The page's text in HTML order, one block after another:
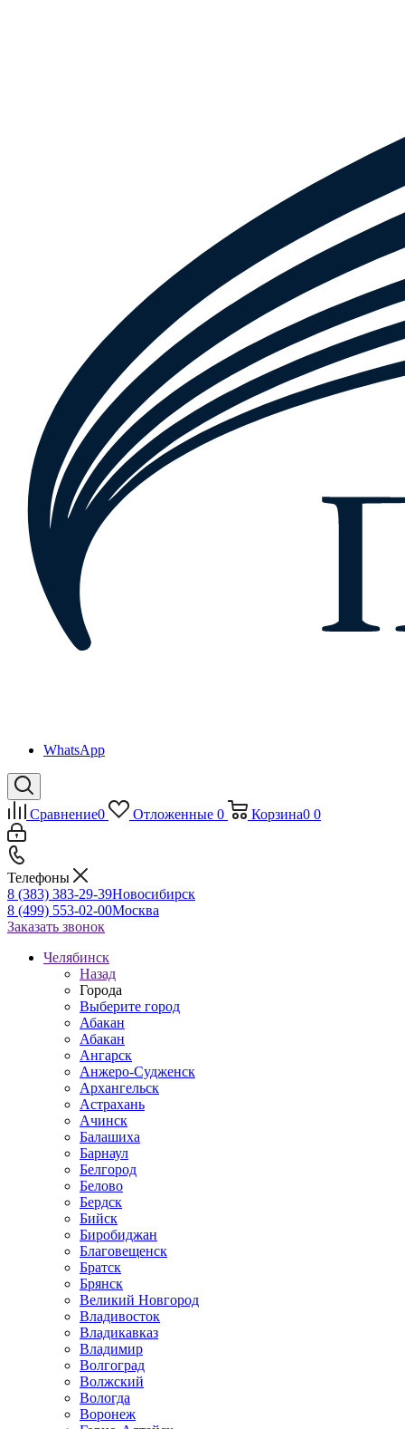
WhatsApp
Сравнение0 Отложенные 0 Корзина0 0
Телефоны
8 (383) 383-29-39Новосибирск
8 (499) 553-02-00Москва
Заказать звонок
Челябинск
Назад
Города
Выберите город
Абакан
Абакан
Ангарск
Анжеро-Судженск
Архангельск
Астрахань
Ачинск
Балашиха
Барнаул
Белгород
Белово
Бердск
Бийск
Биробиджан
Благовещенск
Братск
Брянск
Великий Новгород
Владивосток
Владикавказ
Владимир
Волгоград
Волжский
Вологда
Воронеж